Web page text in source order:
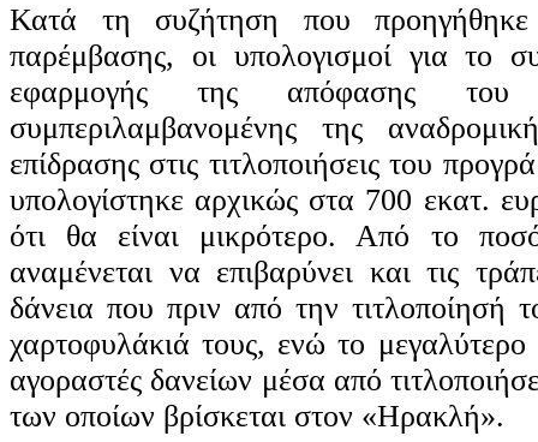
Κατά τη συζήτηση που προηγήθηκε
παρέμβασης, οι υπολογισμοί για το
εφαρμογής της απόφασης
συμπεριλαμβανομένης της
επίδρασης στις τιτλοποιήσεις του
υπολογίστηκε αρχικώς στα 700 εκατ.
ότι θα είναι μικρότερο. Από το
αναμένεται να επιβαρύνει και τις
δάνεια που πριν από την τιτλοποίησή
χαρτοφυλάκιά τους, ενώ το μεγαλύτερο
αγοραστές δανείων μέσα από
των οποίων βρίσκεται στον «Ηρακλή».